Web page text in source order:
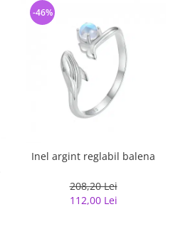
Inel argint reglabil balena
208,20 Lei
112,00 Lei
-46%